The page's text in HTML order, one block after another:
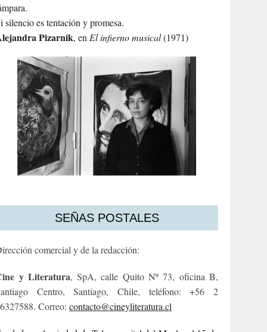
silencio es tentación y promesa.
Pizarnik, enEl infierno musical(1971)
SEÑAS POSTALES
comercial y de la redacción:
y Literatura, SpA, calle Quito Nº 73, oficina B,
Centro, Santiago, Chile, teléfono: +56 2
Correo:contacto@cineyliteratura.cl